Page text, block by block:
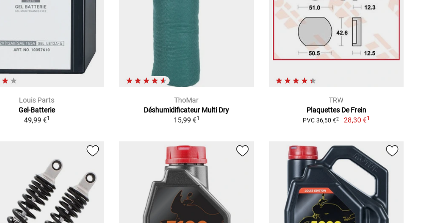
Louis Parts
Gel-Batterie
49,99 €1
ThoMar
Déshumidificateur Multi Dry
15,99 €1
TRW
Plaquettes De Frein
PVC 36,50 €2 28,30 €1